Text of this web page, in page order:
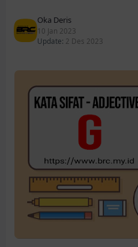
Oka Deris
10 Jan 2023
Update: 2 Des 2023